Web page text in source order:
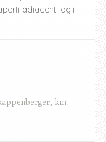
adiacenti agli
, km,